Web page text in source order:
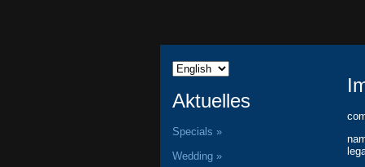
Aktuelles
Specials »
Wedding »